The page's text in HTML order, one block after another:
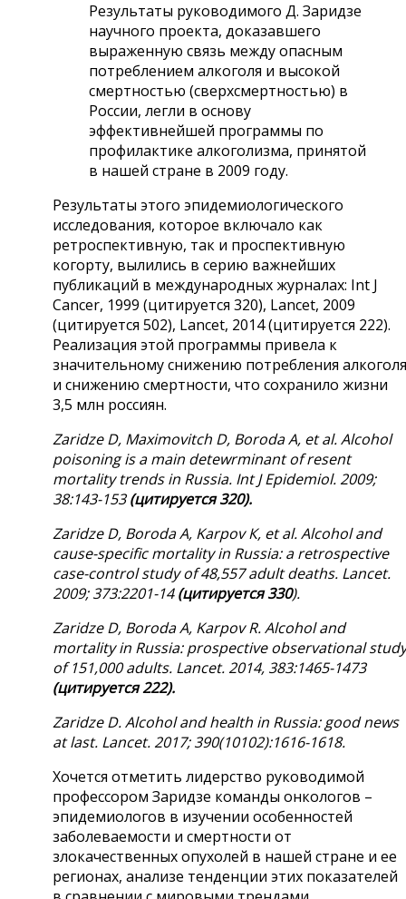
Результаты руководимого Д. Заридзе
научного проекта, доказавшего
выраженную связь между опасным
потреблением алкоголя и высокой
смертностью (сверхсмертностью) в
России, легли в основу
эффективнейшей программы по
профилактике алкоголизма, принятой
в нашей стране в 2009 году.
Результаты этого эпидемиологического
исследования, которое включало как
ретроспективную, так и проспективную
когорту, вылились в серию важнейших
публикаций в международных журналах: Int J
Cancer, 1999 (цитируется 320), Lancet, 2009
(цитируется 502), Lancet, 2014 (цитируется 222).
Реализация этой программы привела к
значительному снижению потребления алкоголя
и снижению смертности, что сохранило жизни
3,5 млн россиян.
Zaridze D, Maximovitch D, Boroda A, et al. Alcohol
poisoning is a main detewrminant of resent
mortality trends in Russia. Int J Epidemiol. 2009;
38:143-153(цитируется320).
Zaridze D, Boroda A, Karpov К, еt al. Alcohol and
cause-specific mortality in Russia: a retrospective
case-control study of 48,557 adult deaths. Lancet.
2009; 373:2201-14(цитируется330).
Zaridze D, Boroda A, Karpov R. Alcohol and
mortality in Russia: prospective observational study
of 151,000 adults. Lancet. 2014, 383:1465-1473
(цитируется222).
Zaridze D.Alcohol and health in Russia: good news
at last. Lancet. 2017; 390(10102):1616-1618.
Хочется отметить лидерство руководимой
профессором Заридзе команды онкологов –
эпидемиологов в изучении особенностей
заболеваемости и смертности от
злокачественных опухолей в нашей стране и ее
регионах, анализе тенденции этих показателей